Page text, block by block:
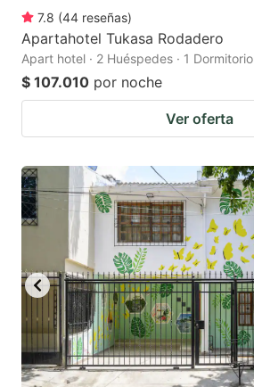
7.8 (44 reseñas)
Apartahotel Tukasa Rodadero
Apart hotel · 2 Huéspedes · 1 Dormitorio
$ 107.010 por noche
Ver oferta